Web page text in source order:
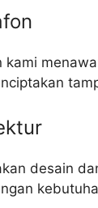
kami
desain